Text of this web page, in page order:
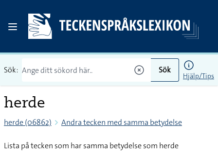
Sök: Sök
Hjälp/Tips
herde
herde (06862) Andra tecken med samma betydelse
Lista på tecken som har samma betydelse som herde